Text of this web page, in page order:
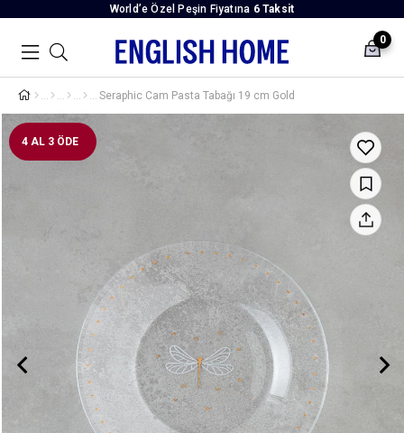
World’e Özel Peşin Fiyatına 6 Taksit
0
Seraphic Cam Pasta Tabağı 19 cm Gold
4 AL 3 ÖDE